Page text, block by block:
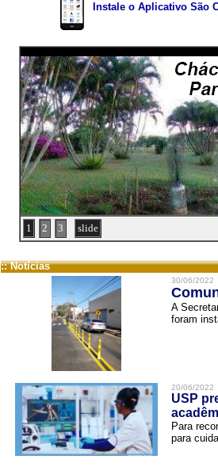
Instale o Aplicativo São
1 2 3 slide
:: Notícias
30/06/2022
A
foram
20/06/2022
USP
Para
para